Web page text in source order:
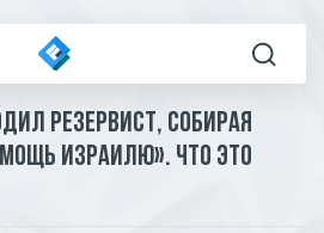
Технологии
резервист, собирая
Израилю». Что это